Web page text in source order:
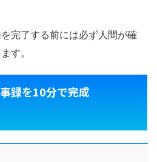
完了する前には必ず人間が確
す。
録を10分で完成